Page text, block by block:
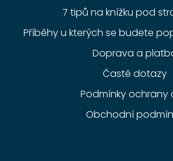
7 tipů na knížku pod
Příběhy u kterých se budete
Doprava a
Časté dotazy
Podmínky ochrany
Obchodní